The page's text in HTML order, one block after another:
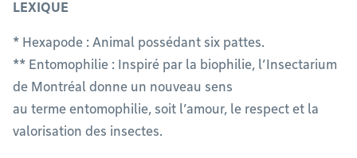
LEXIQUE
* Hexapode : Animal possédant six pattes.
** Entomophilie : Inspiré par la biophilie, l’Insectarium
de Montréal donne un nouveau sens
au terme entomophilie, soit l’amour, le respect et la
valorisation des insectes.